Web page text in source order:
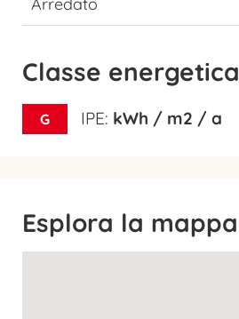
Arredato
Classe energetica
G IPE: kWh / m2 / a
Esplora la mappa